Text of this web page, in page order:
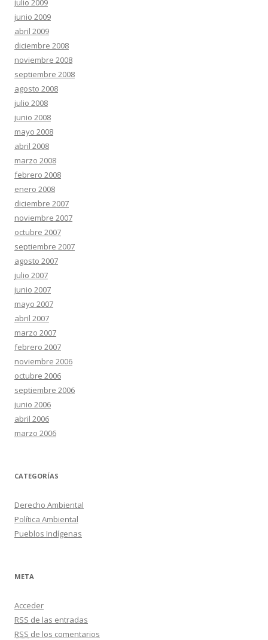
julio 2009
junio 2009
abril 2009
diciembre 2008
noviembre 2008
septiembre 2008
agosto 2008
julio 2008
junio 2008
mayo 2008
abril 2008
marzo 2008
febrero 2008
enero 2008
diciembre 2007
noviembre 2007
octubre 2007
septiembre 2007
agosto 2007
julio 2007
junio 2007
mayo 2007
abril 2007
marzo 2007
febrero 2007
noviembre 2006
octubre 2006
septiembre 2006
junio 2006
abril 2006
marzo 2006
CATEGORÍAS
Derecho Ambiental
Política Ambiental
Pueblos Indígenas
META
Acceder
RSS de las entradas
RSS de los comentarios